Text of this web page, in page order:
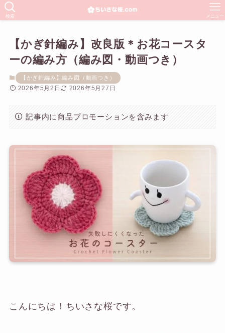
検索 メニュー
【かぎ針編み】改良版＊お花コースタ
ーの編み方（編み図・動画つき）
【かぎ針編み】編み図（動画つき）
2026年5月2日 2026年5月27日
記事内に商品プロモーションを含みます
こんにちは！ちいさな桜です。